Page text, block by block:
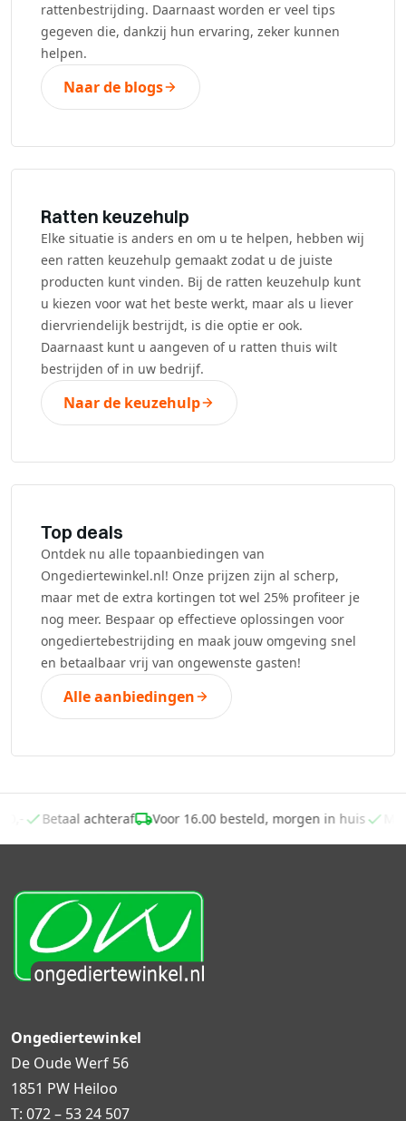
rattenbestrijding. Daarnaast worden er veel tips
gegeven die, dankzij hun ervaring, zeker kunnen
helpen.
Naar de blogs
Ratten keuzehulp
Elke situatie is anders en om u te helpen, hebben wij
een ratten keuzehulp gemaakt zodat u de juiste
producten kunt vinden. Bij de ratten keuzehulp kunt
u kiezen voor wat het beste werkt, maar als u liever
diervriendelijk bestrijdt, is die optie er ook.
Daarnaast kunt u aangeven of u ratten thuis wilt
bestrijden of in uw bedrijf.
Naar de keuzehulp
Top deals
Ontdek nu alle topaanbiedingen van
Ongediertewinkel.nl! Onze prijzen zijn al scherp,
maar met de extra kortingen tot wel 25% profiteer je
nog meer. Bespaar op effectieve oplossingen voor
ongediertebestrijding en maak jouw omgeving snel
en betaalbaar vrij van ongewenste gasten!
Alle aanbiedingen
€40,- Betaal achteraf Voor 16.00 besteld, morgen in huis
Ongediertewinkel
De Oude Werf 56
1851 PW Heiloo
T: 072 – 53 24 507